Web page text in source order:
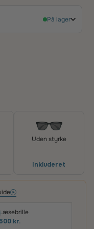
På lager
Uden styrke
Inkluderet
Læsebrille
500 kr.